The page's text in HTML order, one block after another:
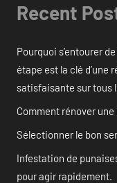
Recent
Pourquoi s’entourer
étape est la clé
satisfaisante sur tous
Comment rénover
Sélectionner le bon
Infestation de
pour agir rapidement.